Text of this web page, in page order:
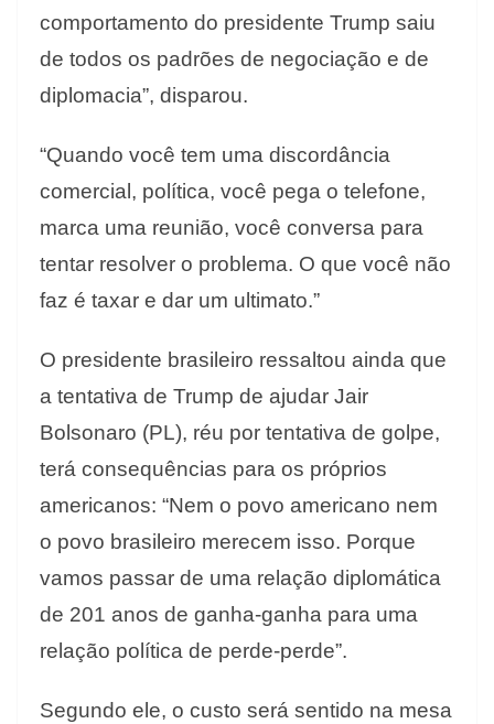
comportamento do presidente Trump saiu
de todos os padrões de negociação e de
diplomacia”, disparou.
“Quando você tem uma discordância
comercial, política, você pega o telefone,
marca uma reunião, você conversa para
tentar resolver o problema. O que você não
faz é taxar e dar um ultimato.”
O presidente brasileiro ressaltou ainda que
a tentativa de Trump de ajudar Jair
Bolsonaro (PL), réu por tentativa de golpe,
terá consequências para os próprios
americanos: “Nem o povo americano nem
o povo brasileiro merecem isso. Porque
vamos passar de uma relação diplomática
de 201 anos de ganha-ganha para uma
relação política de perde-perde”.
Segundo ele, o custo será sentido na mesa